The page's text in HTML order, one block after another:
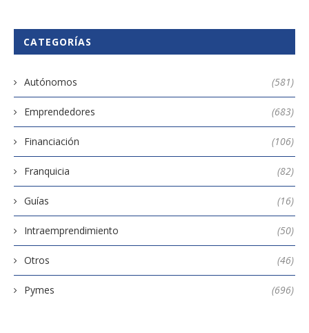
CATEGORÍAS
Autónomos (581)
Emprendedores (683)
Financiación (106)
Franquicia (82)
Guías (16)
Intraemprendimiento (50)
Otros (46)
Pymes (696)